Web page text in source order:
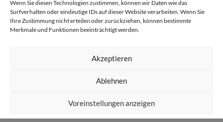
Wenn Sie diesen Technologien zustimmen, können wir Daten wie das
Surfverhalten oder eindeutige IDs auf dieser Website verarbeiten. Wenn Sie
Ihre Zustimmung nicht erteilen oder zurückziehen, können bestimmte
Merkmale und Funktionen beeinträchtigt werden.
Akzeptieren
Ablehnen
Voreinstellungen anzeigen
YouTube 1.1k Followers
© 2026 - grabner-pools.com